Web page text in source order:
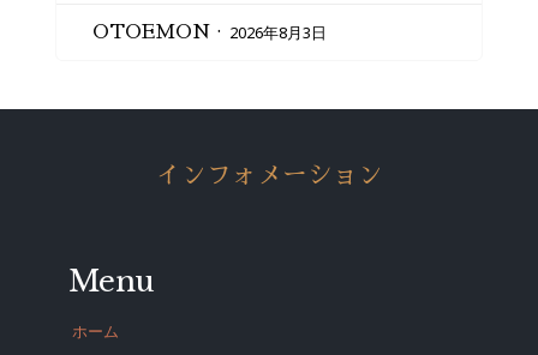
OTOEMON 2026年8月3日
インフォメーション
Menu
ホーム